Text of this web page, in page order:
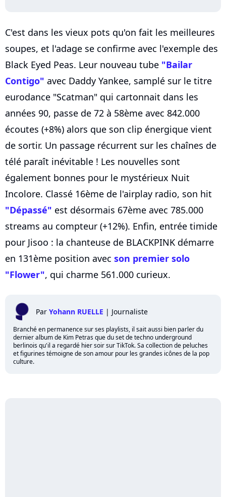
C'est dans les vieux pots qu'on fait les meilleures
soupes, et l'adage se confirme avec l'exemple des
Black Eyed Peas. Leur nouveau tube "Bailar
Contigo" avec Daddy Yankee, samplé sur le titre
eurodance "Scatman" qui cartonnait dans les
années 90, passe de 72 à 58ème avec 842.000
écoutes (+8%) alors que son clip énergique vient
de sortir. Un passage récurrent sur les chaînes de
télé paraît inévitable ! Les nouvelles sont
également bonnes pour le mystérieux Nuit
Incolore. Classé 16ème de l'airplay radio, son hit
"Dépassé" est désormais 67ème avec 785.000
streams au compteur (+12%). Enfin, entrée timide
pour Jisoo : la chanteuse de BLACKPINK démarre
en 131ème position avec son premier solo
"Flower", qui charme 561.000 curieux.
Par Yohann RUELLE | Journaliste
Branché en permanence sur ses playlists, il sait aussi bien parler du
dernier album de Kim Petras que du set de techno underground
berlinois qu'il a regardé hier soir sur TikTok. Sa collection de peluches
et figurines témoigne de son amour pour les grandes icônes de la pop
culture.